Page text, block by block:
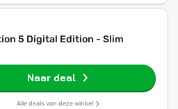
5 Digital Edition - Slim
Naar deal
Alle deals van deze winkel